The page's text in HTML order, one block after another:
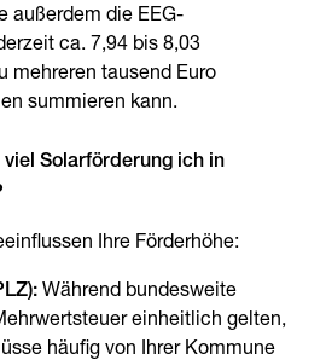
außerdem die EEG-
ca. 7,94 bis 8,03
mehreren tausend Euro
summieren kann.
Solarförderung ich in
Ihre Förderhöhe:
Während bundesweite
einheitlich gelten,
häufig von Ihrer Kommune